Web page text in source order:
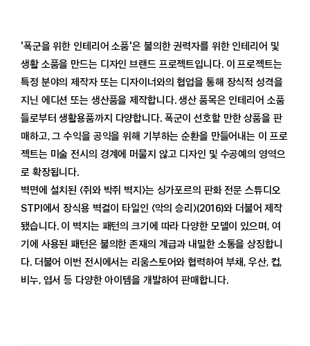
'폭군을 위한 인테리어 소품'은 불의한 권력자를 위한 인테리어 및
생활 소품을 만드는 디자인 브랜드 프로젝트입니다. 이 프로젝트는
특정 분야의 제작자 또는 디자이너와의 협업을 통해 장식적 성격을
지닌 에디션 또는 생산품을 제작합니다. 생산 품목은 인테리어 소품
들로부터 생활용품까지 다양합니다. 폭군이 선호할 만한 상품을 판
매하고, 그 수익을 공익을 위해 기부하는 순환을 만들어내는 이 프로
젝트는 미술 전시의 경계에 머물지 않고 디자인 및 수공예의 영역으
로 확장됩니다.
벽면에 설치된 〈쥐와 박쥐 벽지〉는 싱가포르의 판화 전문 스튜디오
STPI에서 장식용 벽걸이 타일인 〈악의 승리〉(2016)와 더불어 제작
됐습니다. 이 벽지는 패턴의 크기에 따라 다양한 모델이 있으며, 여
기에 사용된 패턴은 불의한 존재의 계급과 내밀한 소통을 상징합니
다. 더불어 이번 전시에서는 리움스토어와 협력하여 부채, 우산, 컵,
비누, 엽서 등 다양한 아이템을 개발하여 판매합니다.